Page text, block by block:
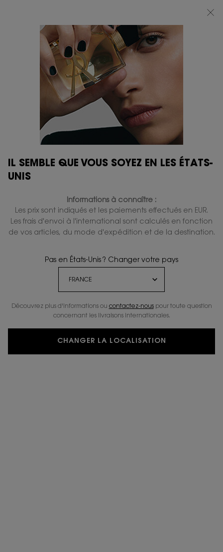
BOUTIQUES
Contenu principal
IL SEMBLE QUE VOUS SOYEZ EN LES ÉTATS-
UNIS
Informations à connaître :
Les prix sont indiqués et les paiements effectués en EUR.
Les frais d'envoi à l'international sont calculés en fonction
de vos articles, du mode d'expédition et de la destination.
Pas en États-Unis ? Changer votre pays
Découvrez plus d'informations ou contactez-nouspour toute question
concernant les livraisons internationales.
CHANGER LA LOCALISATION